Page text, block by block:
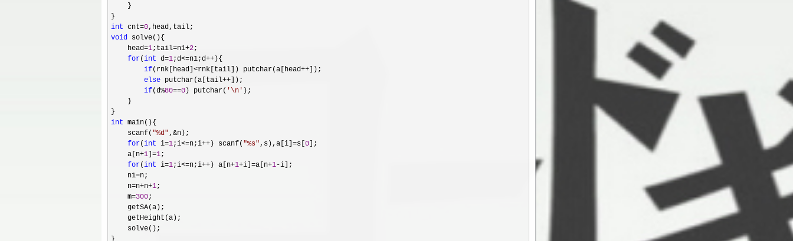
    }
int cnt=0
void solve(){
    head
=1;tail=n1+2;
for(int d=1;d<=n1;d++ ){
if(rnk[head]<rnk[tail]) putchar(a[head++ ]);
else putchar(a[tail++ ]);
if(d%80==0 ) putchar( ' \n ' );
    }
int main(){
    scanf(
"%d",&n);
for(int i=1;i<=n;i++) scanf( "%s",s),a[i]=s[ 0 ];
    a[n
+1 ]=1;
for(int i=1;i<=n;i++) a[n+1+i]=a[n+1-i];
    n1
=n;
    n
=n+n+1;
    m
=300;
    getSA(a);
    getHeight(a);
    solve();
}